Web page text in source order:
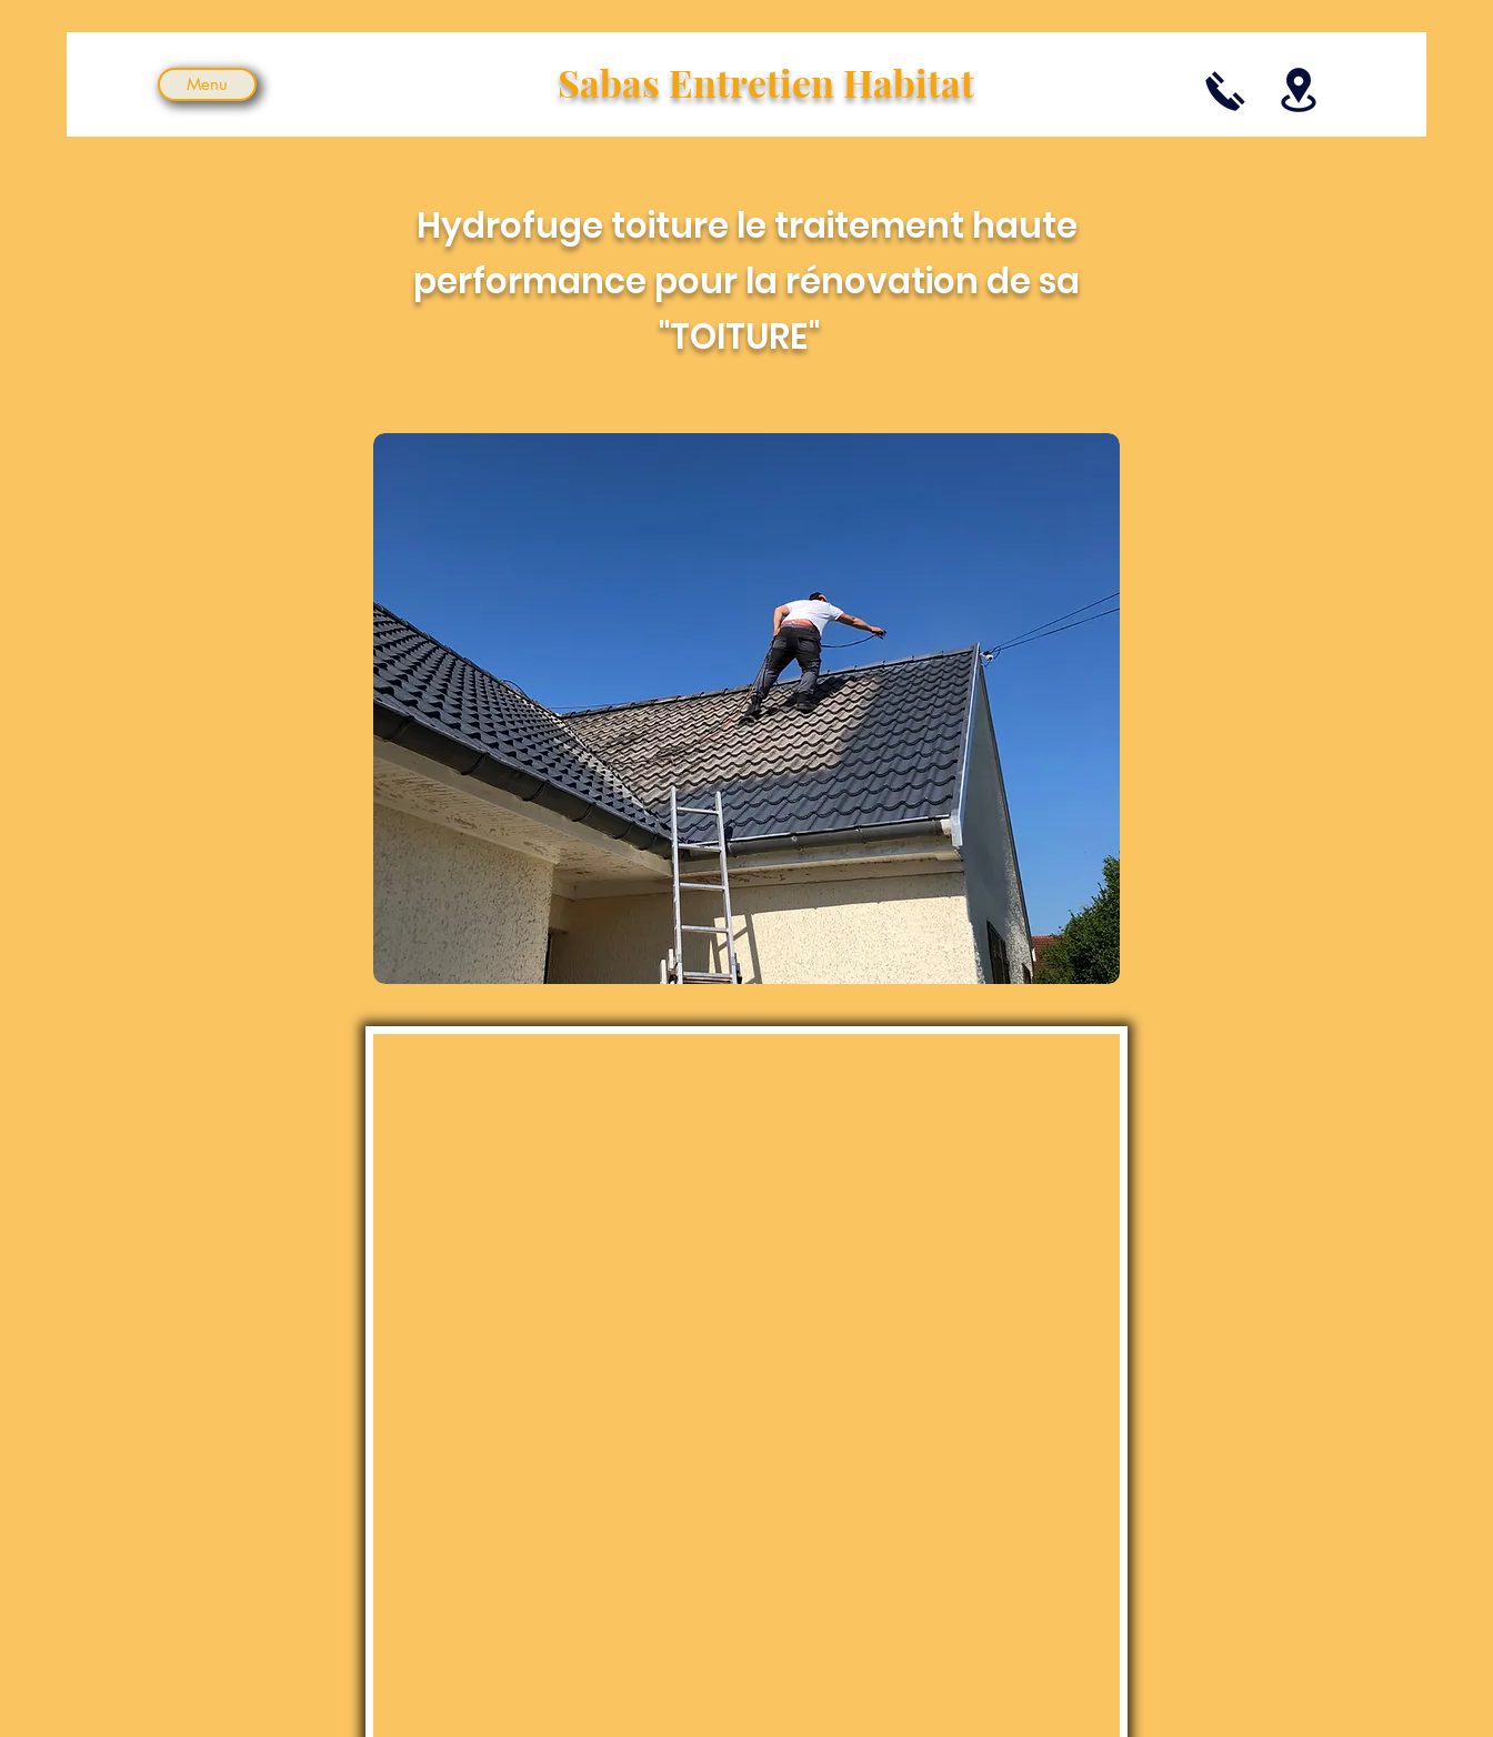
Menu Sabas Entretien Habitat
Hydrofuge toiture le traitement haute
performance pour la rénovation de sa
"TOITURE"